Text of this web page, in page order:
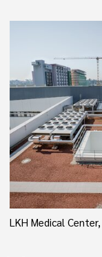
LKH Medical